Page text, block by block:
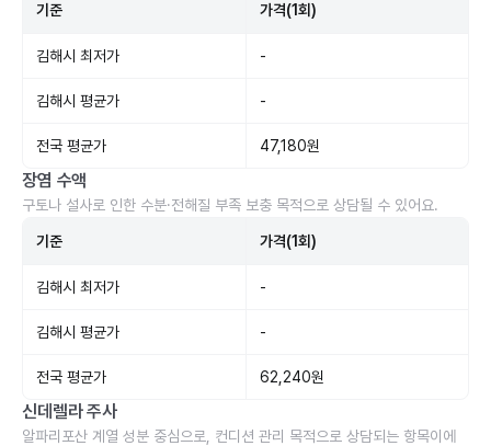
기준 가격(1회)
김해시 최저가 -
김해시 평균가 -
전국 평균가 47,180원
장염 수액
구토나 설사로 인한 수분·전해질 부족 보충 목적으로 상담될 수 있어요.
기준 가격(1회)
김해시 최저가 -
김해시 평균가 -
전국 평균가 62,240원
신데렐라 주사
알파리포산 계열 성분 중심으로, 컨디션 관리 목적으로 상담되는 항목이에